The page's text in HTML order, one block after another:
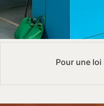
Pour une loi